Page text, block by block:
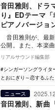
音田雅則、ドラ
り』EDテーマ
ピアノバージョ
音田雅則が、最
公開。また、本楽
配信リリースした
主演…
リアルサウンド編集部
シンガーソングライタ
とおにぎり～恋するふ
ニュース
音田雅則、新曲